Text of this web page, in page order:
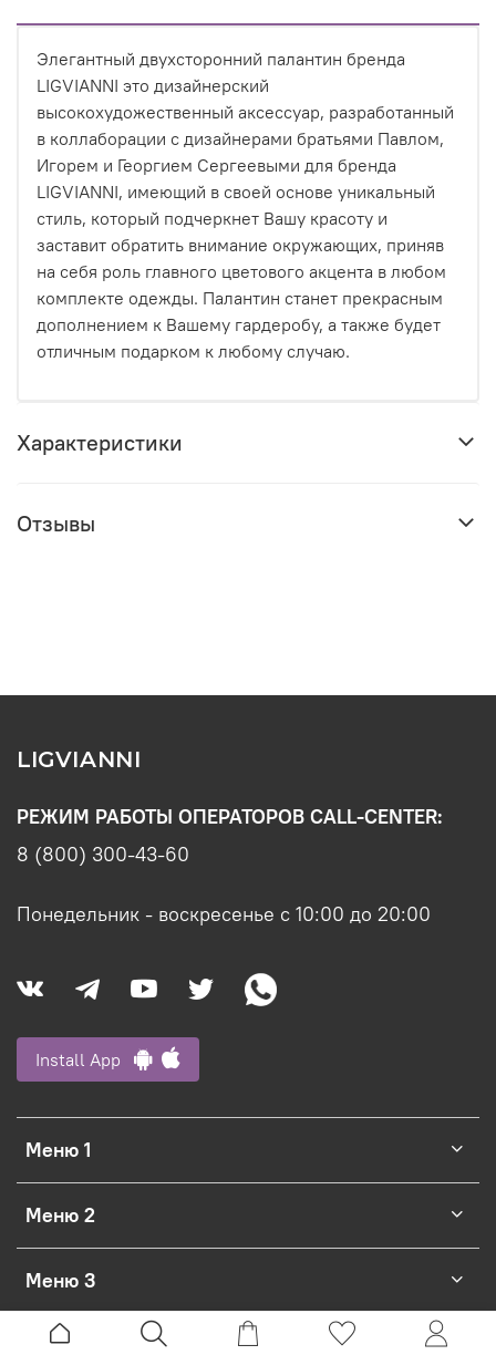
Элегантный двухсторонний палантин бренда
LIGVIANNI это дизайнерский
высокохудожественный аксессуар, разработанный
в коллаборации с дизайнерами братьями Павлом,
Игорем и Георгием Сергеевыми для бренда
LIGVIANNI, имеющий в своей основе уникальный
стиль, который подчеркнет Вашу красоту и
заставит обратить внимание окружающих, приняв
на себя роль главного цветового акцента в любом
комплекте одежды. Палантин станет прекрасным
дополнением к Вашему гардеробу, а также будет
отличным подарком к любому случаю.
Характеристики
Отзывы
LIGVIANNI
Меню 1
Меню 2
Меню 3
РЕЖИМ РАБОТЫ ОПЕРАТОРОВ CALL-CENTER:
8 (800) 300-43-60
Понедельник - воскресенье с 10:00 до 20:00
Install App